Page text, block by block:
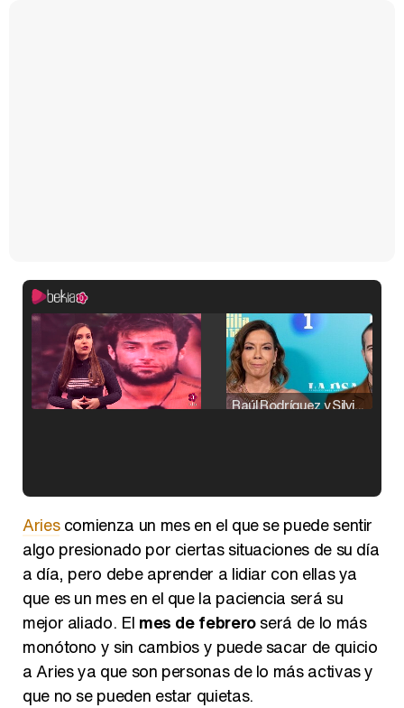
Raúl Rodríguez y Silvia Taulés nos cuentan su papel en 'La familia de la tele'
Carlota Corredera y Javier de Hoyos: "La tele tiene que representar al público también y aquí están todos los perfiles posibles&quo;
Ariescomienza un mes en el que se puede sentir
algo presionado por ciertas situaciones de su día
a día, pero debe aprender a lidiar con ellas ya
que es un mes en el que la paciencia será su
mejor aliado. El mes de febreroserá de lo más
monótono y sin cambios y puede sacar de quicio
a Aries ya que son personas de lo más activas y
que no se pueden estar quietas.